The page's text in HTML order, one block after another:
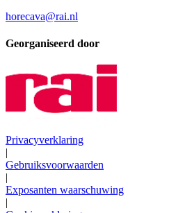
horecava@rai.nl
Georganiseerd door
Privacyverklaring
|
Gebruiksvoorwaarden
|
Exposanten waarschuwing
|